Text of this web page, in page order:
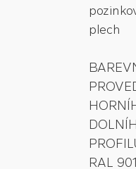
plech
RAL